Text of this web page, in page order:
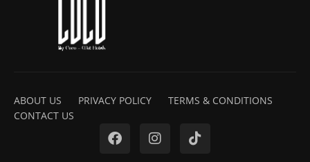
ABOUT US PRIVACY POLICY
TERMS & CONDITIONS
CONTACT US